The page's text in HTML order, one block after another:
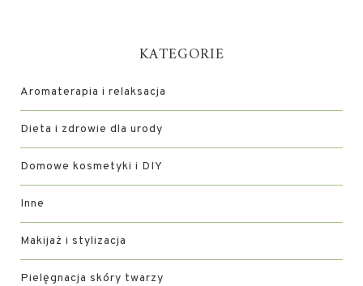
KATEGORIE
Aromaterapia i relaksacja
Dieta i zdrowie dla urody
Domowe kosmetyki i DIY
Inne
Makijaż i stylizacja
Pielęgnacja skóry twarzy